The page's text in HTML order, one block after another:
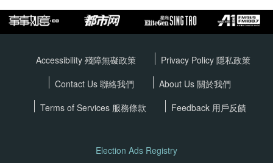
Accessibility 殘障無礙政策 Privacy Policy 隱私政策
Contact Us 聯絡我們
About Us 關於我們
Terms of Services 服務條款 Feedback 用戶反饋
Election Ads Registry